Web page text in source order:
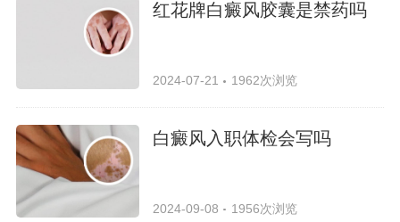
红花牌白癜风胶囊是禁药吗
2024-07-21 1962次浏览
白癜风入职体检会写吗
2024-09-08 1956次浏览